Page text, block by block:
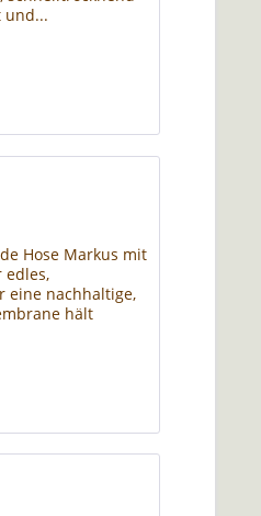
und...
Hose Markus mit
edles,
eine nachhaltige,
hält